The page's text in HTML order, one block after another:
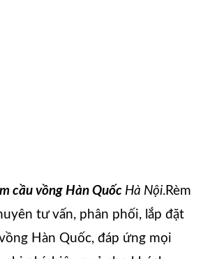
cầu vồng Hàn Quốc Hà Nội.Rèm
tư vấn, phân phối, lắp đặt
Hàn Quốc, đáp ứng mọi